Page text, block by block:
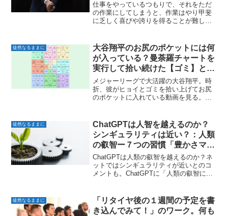
仕事をやっているつもりで、それをただ
の作業にしてしまうと、作業はやり甲斐
に乏しく喜びや誇りを得ることが難し
のレンガ職人の事例で示す。「作業」と
「仕事」の違い 仕事と作業...
徒然なるままに
大谷翔平のお尻のポケットには何
が入っている？曼荼羅チャートを
実行して拾い続けた【ゴミ】と
【強運】
メジャーリーグで大活躍の大谷翔平。時
折、彼がヒョイとゴミを拾い上げてお尻
のポケットに入れている動画を見る。お
いる。グラウンドでの【ゴミ拾い】大谷
翔平の素晴らしい人間性を...
徒然なるままに
ChatGPTは人智を越えるのか？
シンギュラリティは近い？：人類
の叡智ー７つの習慣「豊かさマイ
ンド」について訊いてみた。
ChatGPTは人類の叡智を越えるのか？ネ
ットではシンギュラリティが近いとのコ
メントも。ChatGPTに「人類の叡智につ
から「豊かさマインド」について訊いて
みた。Ch...
徒然なるままに
「リタイヤ後の１週間の予定を書
き込んでみて！」のワーク。何も